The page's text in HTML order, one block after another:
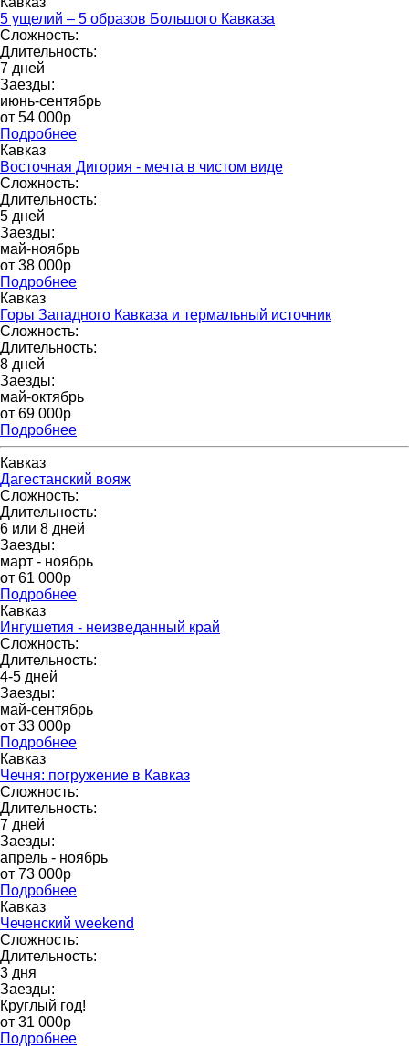
5 ущелий – 5 образов Большого Кавказа
Сложность:
Длительность:
7 дней
Заезды:
июнь-сентябрь
от 54 000р
Подробнее
Кавказ
Восточная Дигория - мечта в чистом виде
Сложность:
Длительность:
5 дней
Заезды:
май-ноябрь
от 38 000p
Подробнее
Кавказ
Горы Западного Кавказа и термальный источник
Сложность:
Длительность:
8 дней
Заезды:
май-октябрь
от 69 000p
Подробнее
Кавказ
Дагестанский вояж
Сложность:
Длительность:
6 или 8 дней
Заезды:
март - ноябрь
от 61 000p
Подробнее
Кавказ
Ингушетия - неизведанный край
Сложность:
Длительность:
4-5 дней
Заезды:
май-сентябрь
от 33 000р
Подробнее
Кавказ
Чечня: погружение в Кавказ
Сложность:
Длительность:
7 дней
Заезды:
апрель - ноябрь
от 73 000p
Подробнее
Кавказ
Чеченский weekend
Сложность:
Длительность:
3 дня
Заезды:
Круглый год!
от 31 000p
Подробнее